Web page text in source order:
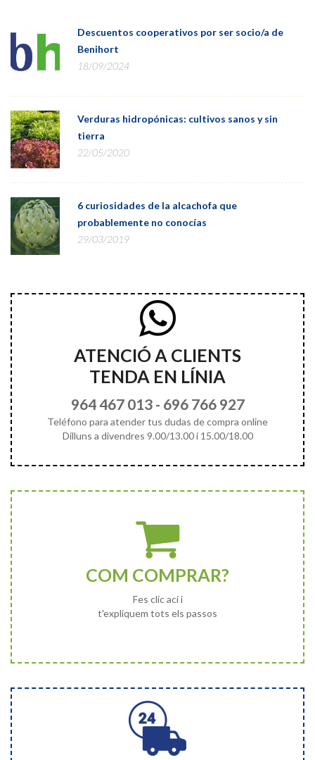
Descuentos cooperativos por ser socio/a de
Benihort
18/09/2024
Verduras hidropónicas: cultivos sanos y sin
tierra
22/05/2020
6 curiosidades de la alcachofa que
probablemente no conocías
29/03/2019
ATENCIÓ A CLIENTS
TENDA EN LÍNIA
964 467 013- 696 766 927
Teléfono para atender tus dudas de compra online
Dilluns a divendres 9.00/13.00 i 15.00/18.00
COM COMPRAR?
Fes clic ací i
t'expliquem tots els passos